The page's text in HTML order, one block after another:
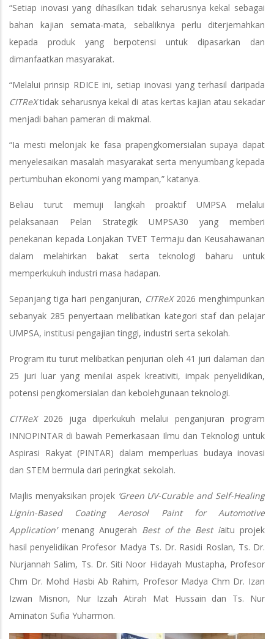
“Setiap inovasi yang dihasilkan tidak seharusnya kekal sebagai
bahan kajian semata-mata, sebaliknya perlu diterjemahkan
kepada produk yang berpotensi untuk dipasarkan dan
dimanfaatkan masyarakat.
“Melalui prinsip RDICE ini, setiap inovasi yang terhasil daripada
CITReXtidak seharusnya kekal di atas kertas kajian atau sekadar
menjadi bahan pameran di makmal.
“Ia mesti melonjak ke fasa prapengkomersialan supaya dapat
menyelesaikan masalah masyarakat serta menyumbang kepada
pertumbuhan ekonomi yang mampan,” katanya.
Beliau turut memuji langkah proaktif UMPSA melalui
pelaksanaan Pelan Strategik UMPSA30 yang memberi
penekanan kepada Lonjakan TVET Termaju dan Keusahawanan
dalam melahirkan bakat serta teknologi baharu untuk
memperkukuh industri masa hadapan.
Sepanjang tiga hari penganjuran, CITReX2026 menghimpunkan
sebanyak 285 penyertaan melibatkan kategori staf dan pelajar
UMPSA, institusi pengajian tinggi, industri serta sekolah.
Program itu turut melibatkan penjurian oleh 41 juri dalaman dan
25 juri luar yang menilai aspek kreativiti, impak penyelidikan,
potensi pengkomersialan dan kebolehgunaan teknologi.
CITReX 2026 juga diperkukuh melalui penganjuran program
INNOPINTAR di bawah Pemerkasaan Ilmu dan Teknologi untuk
Aspirasi Rakyat (PINTAR) dalam memperluas budaya inovasi
dan STEM bermula dari peringkat sekolah.
Majlis menyaksikan projek ‘Green UV-Curable and Self-Healing
Lignin-Based Coating Aerosol Paint for Automotive
Application’ menang Anugerah Best of the Best iaitu projek
hasil penyelidikan Profesor Madya Ts. Dr. Rasidi Roslan, Ts. Dr.
Nurjannah Salim, Ts. Dr. Siti Noor Hidayah Mustapha, Profesor
Chm Dr. Mohd Hasbi Ab Rahim, Profesor Madya Chm Dr. Izan
Izwan Misnon, Nur Izzah Atirah Mat Hussain dan Ts. Nur
Aminaton Sufia Yuharmon.